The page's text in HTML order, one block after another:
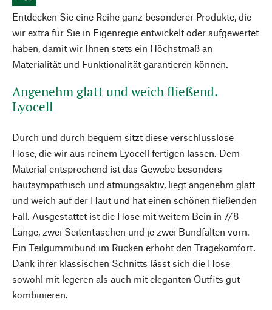
Entdecken Sie eine Reihe ganz besonderer Produkte, die
wir extra für Sie in Eigenregie entwickelt oder aufgewertet
haben, damit wir Ihnen stets ein Höchstmaß an
Materialität und Funktionalität garantieren können.
Angenehm glatt und weich fließend.
Lyocell
Durch und durch bequem sitzt diese verschlusslose
Hose, die wir aus reinem Lyocell fertigen lassen. Dem
Material entsprechend ist das Gewebe besonders
hautsympathisch und atmungsaktiv, liegt angenehm glatt
und weich auf der Haut und hat einen schönen fließenden
Fall. Ausgestattet ist die Hose mit weitem Bein in 7/8-
Länge, zwei Seitentaschen und je zwei Bundfalten vorn.
Ein Teilgummibund im Rücken erhöht den Tragekomfort.
Dank ihrer klassischen Schnitts lässt sich die Hose
sowohl mit legeren als auch mit eleganten Outfits gut
kombinieren.